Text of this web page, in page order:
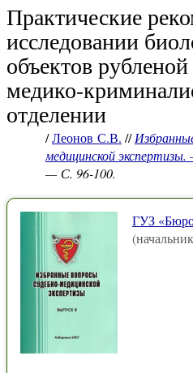
Практические
исследовании
объектов
медико-
отделении
/Леонов С.В. //
медицинской
— С. 96-100.
ГУЗ